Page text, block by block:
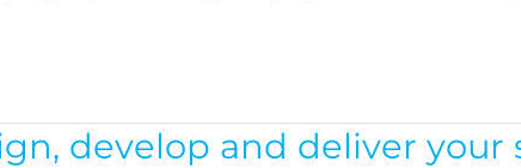
develop and deliver your